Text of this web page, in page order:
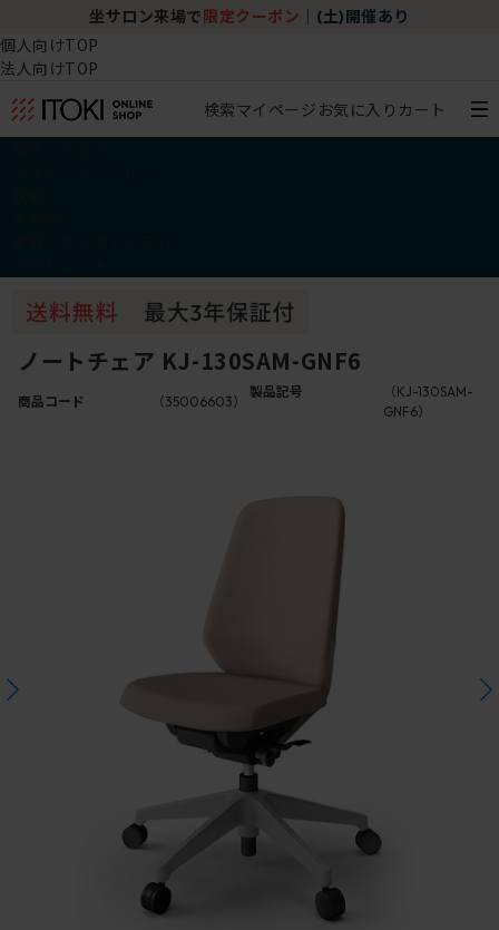
坐サロン来場で 限定クーポン (土)開催あり
個人向けTOP
法人向けTOP
検索マイページ お気に入り カート
ノートチェア KJ-130SAM-GNF6
商品コード （35006603）
製品記号
（KJ-130SAM-
GNF6）